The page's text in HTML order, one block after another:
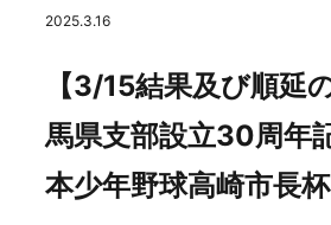
2025.3.16
【3/15結果及び順延
馬県支部設立30周年
本少年野球高崎市長杯